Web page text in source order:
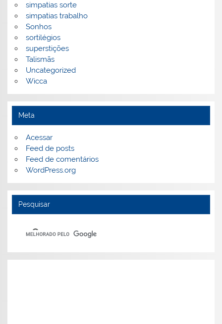
simpatias sorte
simpatias trabalho
Sonhos
sortilégios
superstições
Talismãs
Uncategorized
Wicca
Meta
Acessar
Feed de posts
Feed de comentários
WordPress.org
Pesquisar